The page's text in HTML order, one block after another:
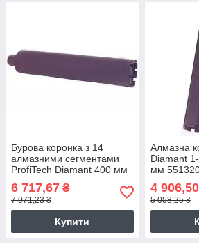
Бурова коронка з 14
алмазними сегментами
ProfiTech Diamant 400 мм
6 717,67 ₴
7 071,23 ₴
Купити
Алмазна
Diamant
мм
4 906,50
5 058,25 ₴